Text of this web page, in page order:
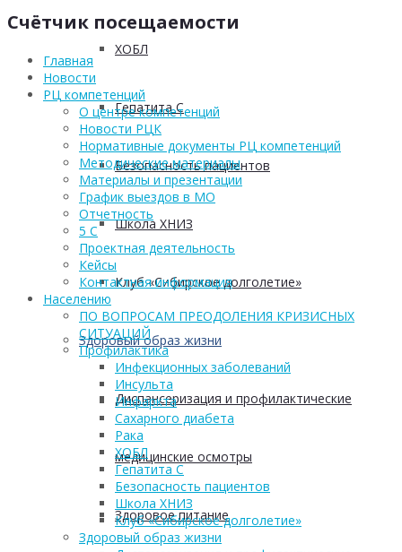
ХОБЛ
Гепатита С
Безопасность пациентов
Школа ХНИЗ
Клуб «Сибирское долголетие»
Здоровый образ жизни
Диспансеризация и профилактические
медицинские осмотры
Здоровое питание
Счётчик посещаемости
Главная
Новости
РЦ компетенций
О центре компетенций
Новости РЦК
Нормативные документы РЦ компетенций
Методические материалы
Материалы и презентации
График выездов в МО
Отчетность
5 С
Проектная деятельность
Кейсы
Контактная информация
Населению
ПО ВОПРОСАМ ПРЕОДОЛЕНИЯ КРИЗИСНЫХ
СИТУАЦИЙ
Профилактика
Инфекционных заболеваний
Инсульта
Инфаркта
Сахарного диабета
Рака
ХОБЛ
Гепатита С
Безопасность пациентов
Школа ХНИЗ
Клуб «Сибирское долголетие»
Здоровый образ жизни